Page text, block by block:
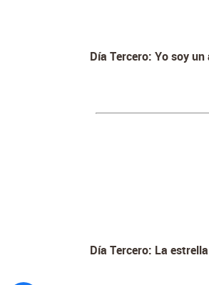
Día Tercero: Yo soy
Día Tercero: La